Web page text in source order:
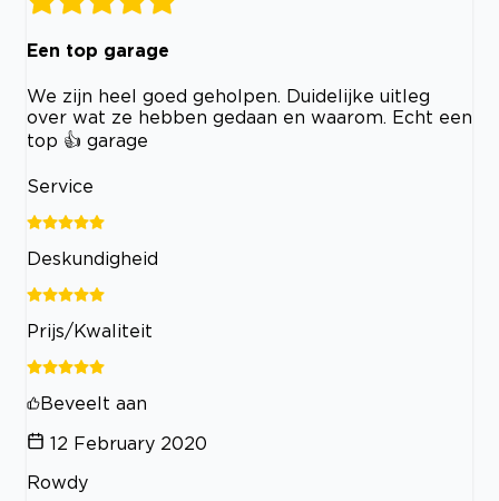
Een top garage
We zijn heel goed geholpen. Duidelijke uitleg
over wat ze hebben gedaan en waarom. Echt een
top 👍 garage
Service
Deskundigheid
Prijs/Kwaliteit
Beveelt aan
12 February 2020
Rowdy